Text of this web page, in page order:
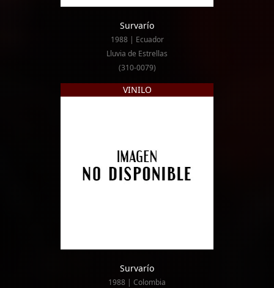
Survarío
1988 | Ecuador
Lluvia de Estrellas
(310-0079)
VINILO
Survarío
1988 | Colombia